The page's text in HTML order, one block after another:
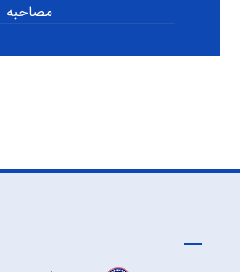
مصاحبه